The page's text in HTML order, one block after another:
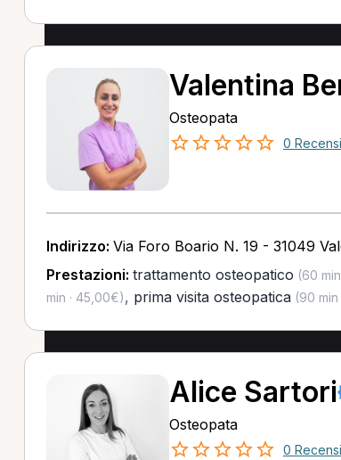
Valentina
Osteopata
0
Indirizzo: Via Foro Boario N. 19 - 31049
Prestazioni: trattamento osteopatico (60
min · 45,00€), prima visita osteopatica(90 min
Alice Sartori
Osteopata
0